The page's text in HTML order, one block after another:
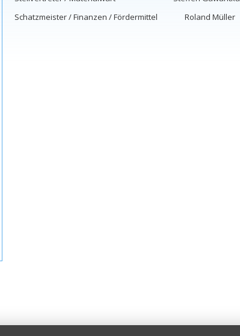
Schatzmeister / Finanzen / Fördermittel Roland Müller